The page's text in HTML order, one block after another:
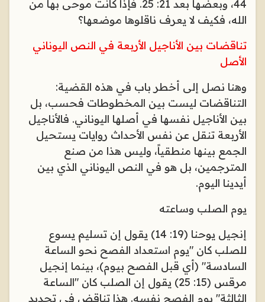
44، وبعضها بعد 21: 25. فإذا كانت موحى بها من
الله، فكيف لا يعرف ناقلوها موضعها؟
تناقضات بين الأناجيل الأربعة في النص اليوناني
الأصل
وهنا نصل إلى أخطر باب في هذه القضية:
التناقضات ليست بين المخطوطات فحسب، بل
بين الأناجيل نفسها في أصلها اليوناني. فالأناجيل
الأربعة تنقل عن نفس الأحداث روايات يستحيل
الجمع بينها منطقياً، وليس هذا من صنع
المترجمين، بل هو في النص اليوناني الذي بين
أيدينا اليوم.
يوم الصلب وساعته
إنجيل يوحنا (19: 14) يقول إن تسليم يسوع
للصلب كان "يوم استعداد الفصح نحو الساعة
السادسة" (أي قبل الفصح بيوم)، بينما إنجيل
مرقس (15: 25) يقول إن الصلب كان "الساعة
الثالثة" يوم الفصح نفسه. هذا تناقض في تحديد